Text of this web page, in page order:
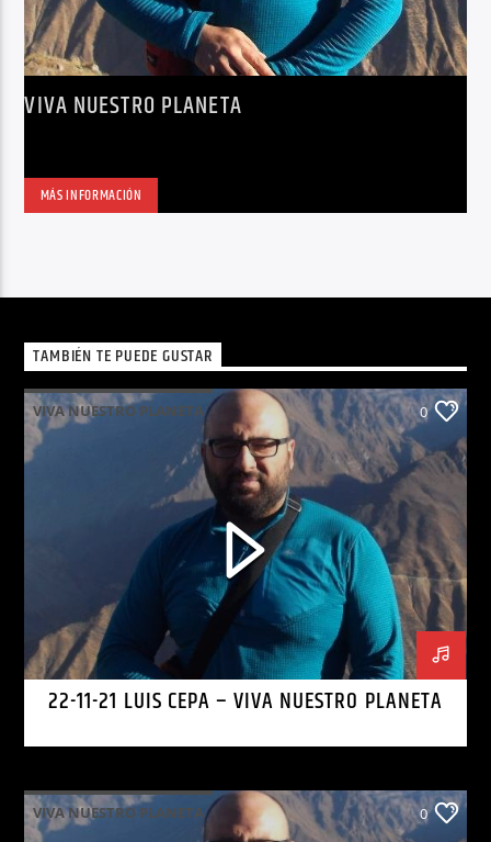
VIVA NUESTRO PLANETA
MÁS INFORMACIÓN
TAMBIÉN TE PUEDE GUSTAR
VIVA NUESTRO PLANETA 0
22-11-21 LUIS CEPA – VIVA NUESTRO PLANETA
VIVA NUESTRO PLANETA 0